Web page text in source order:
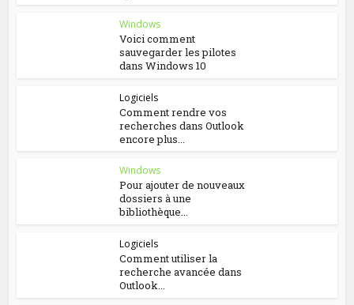
Windows
Voici comment
sauvegarder les pilotes
dans Windows 10
Logiciels
Comment rendre vos
recherches dans Outlook
encore plus...
Windows
Pour ajouter de nouveaux
dossiers à une
bibliothèque...
Logiciels
Comment utiliser la
recherche avancée dans
Outlook...